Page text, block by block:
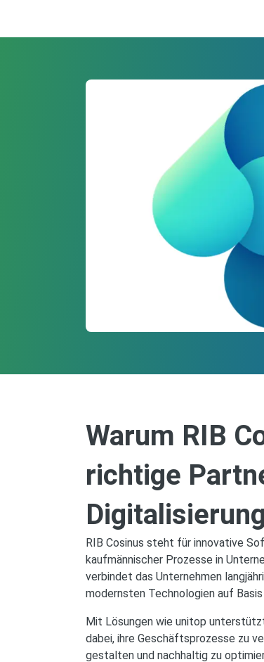
Warum RIB
richtige
RIB Cosinus steht für innovative
kaufmännischer Prozesse in
verbindet das Unternehmen
modernsten Technologien auf
Mit Lösungen wie unitop
dabei, ihre Geschäftsprozesse zu
gestalten und nachhaltig zu